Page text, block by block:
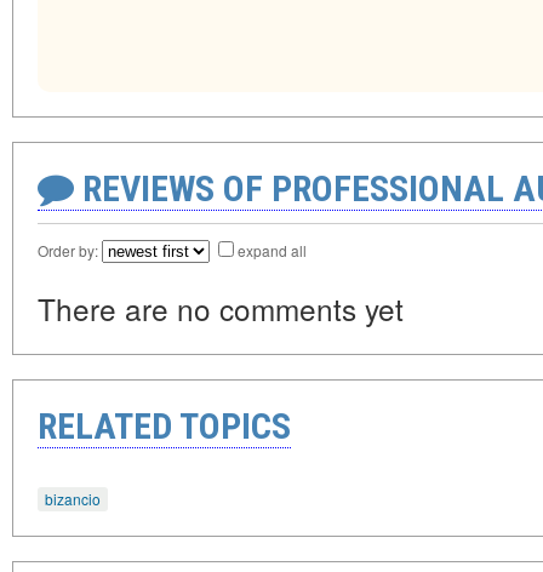
REVIEWS OF PROFESSIONAL
Order by: expand all
There are no comments yet
RELATED TOPICS
bizancio